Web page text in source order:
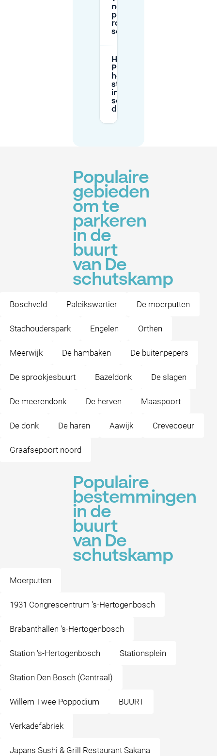
nodig om te
parkeren
rond De
schutskamp?
Hoe werkt
Park & Ride als
het
straatparkeren
in De
schutskamp
druk is?
Populaire
gebieden
om te
parkeren
in de
buurt
van De
schutskamp
Boschveld Paleikswartier De moerputten
Stadhouderspark Engelen Orthen
Meerwijk De hambaken De buitenpepers
De sprookjesbuurt Bazeldonk De slagen
De meerendonk De herven Maaspoort
De donk De haren Aawijk Crevecoeur
Graafsepoort noord
Populaire
bestemmingen
in de
buurt
van De
schutskamp
Moerputten
1931 Congrescentrum 's-Hertogenbosch
Brabanthallen 's-Hertogenbosch
Station 's-Hertogenbosch Stationsplein
Station Den Bosch (Centraal)
Willem Twee Poppodium BUURT
Verkadefabriek
Japans Sushi & Grill Restaurant Sakana